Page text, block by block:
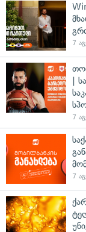
7
|
7
7